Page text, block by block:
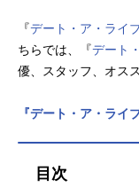
アニメ記事一覧
アニメ映画一覧
春アニメ
秋アニメ
『デート・ア・ライ
ちらでは、『デート
優、スタッフ、オス
『デート・ア・ライ
目次